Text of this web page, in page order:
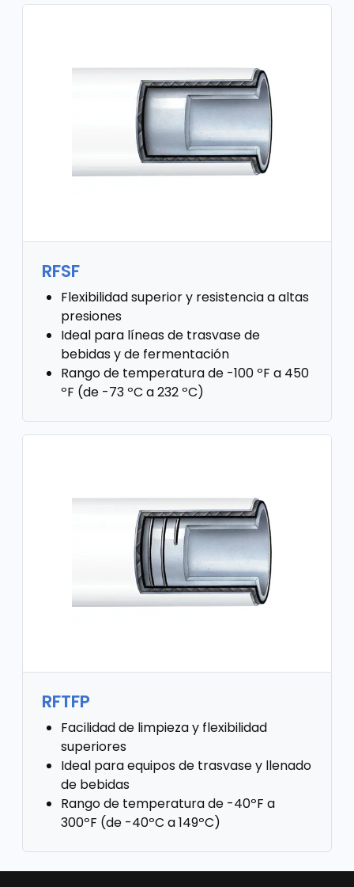
RFSF
Flexibilidad superior y resistencia a altas
presiones
Ideal para líneas de trasvase de
bebidas y de fermentación
Rango de temperatura de -100 ºF a 450
ºF (de -73 ºC a 232 ºC)
RFTFP
Facilidad de limpieza y flexibilidad
superiores
Ideal para equipos de trasvase y llenado
de bebidas
Rango de temperatura de -40ºF a
300ºF (de -40ºC a 149ºC)